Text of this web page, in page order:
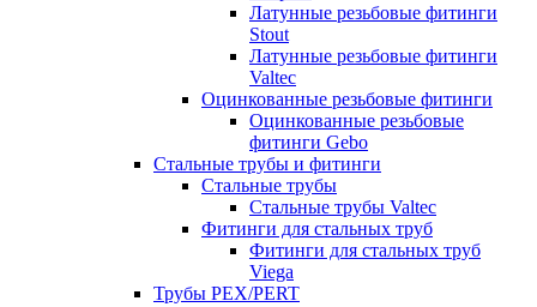
Латунные резьбовые фитинги
Stout
Латунные резьбовые фитинги
Valtec
Оцинкованные резьбовые фитинги
Оцинкованные резьбовые
фитинги Gebo
Стальные трубы и фитинги
Стальные трубы
Стальные трубы Valtec
Фитинги для стальных труб
Фитинги для стальных труб
Viega
Трубы PEX/PERT